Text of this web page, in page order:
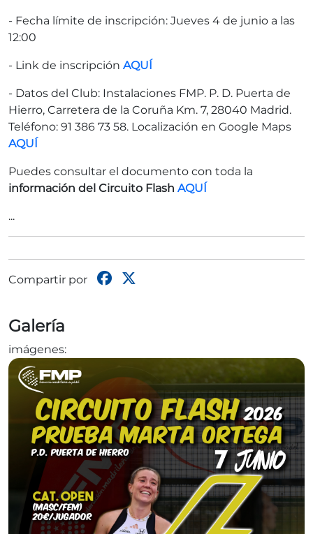
- Fecha límite de inscripción: Jueves 4 de junio a las
12:00
- Link de inscripción AQUÍ
- Datos del Club: Instalaciones FMP. P. D. Puerta de
Hierro, Carretera de la Coruña Km. 7, 28040 Madrid.
Teléfono: 91 386 73 58. Localización en Google Maps
AQUÍ
Puedes consultar el documento con toda la
información del Circuito Flash AQUÍ
...
Compartir por
Galería
imágenes: